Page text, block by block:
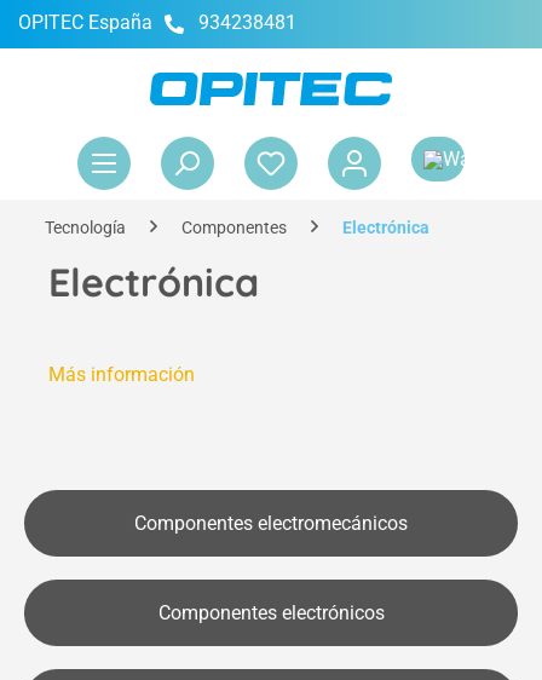
principal
OPITEC España 934238481
Tecnología Componentes Electrónica
Electrónica
Más información
Componentes electromecánicos
Componentes electrónicos